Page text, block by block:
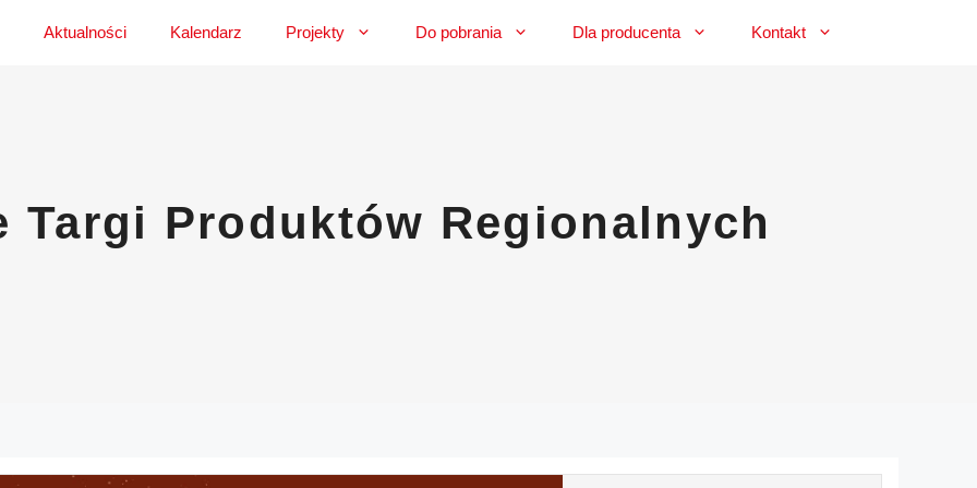
Aktualności Kalendarz Projekty Do pobrania Dla producenta Kontakt
Targi Produktów Regionalnych